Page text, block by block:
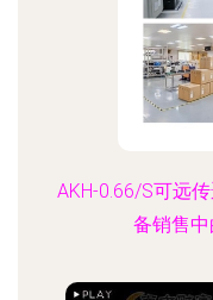
受挑战。针对这
厂网全国信息库
品”专项标杆系列
督、身份识别及
偷盗处理威胁；
AKH-0.66/S可远
备销售